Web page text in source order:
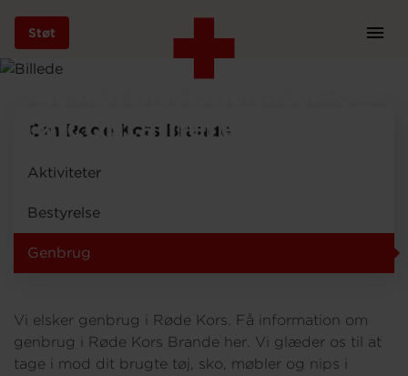
Gå
Støt
Bliv frivillig
Vores indsatser
Røde Kors
genbrugsbutikker og
tøjcontainere i Brande
Om Røde Kors Brande
Aktiviteter
Bestyrelse
Genbrug
Vi elsker genbrug i Røde Kors. Få information om
genbrug i Røde Kors Brande her. Vi glæder os til at
tage i mod dit brugte tøj, sko, møbler og nips i